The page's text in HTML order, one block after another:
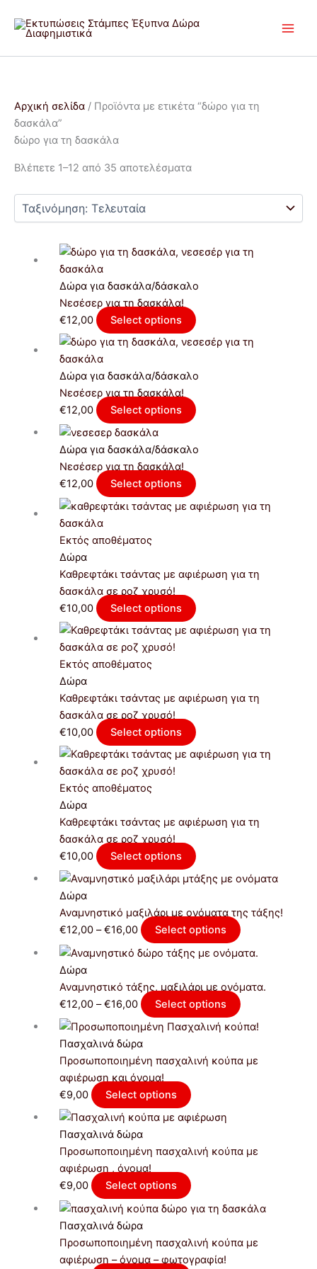
στο
περιεχόμενο
Αρχική σελίδα / Προϊόντα με ετικέτα “δώρο για τη
δασκάλα”
δώρο για τη δασκάλα
Βλέπετε 1–12 από 35 αποτελέσματα
by
Δώρα για δασκάλα/δάσκαλο
Νεσέσερ για τη δασκάλα!
€12,00 Select options
Δώρα για δασκάλα/δάσκαλο
Νεσέσερ για τη δασκάλα!
€12,00 Select options
Δώρα για δασκάλα/δάσκαλο
Νεσέσερ για τη δασκάλα!
€12,00 Select options
Εκτός αποθέματος
Δώρα
Καθρεφτάκι τσάντας με αφιέρωση για τη
δασκάλα σε ροζ χρυσό!
€10,00 Select options
Εκτός αποθέματος
Δώρα
Καθρεφτάκι τσάντας με αφιέρωση για τη
δασκάλα σε ροζ χρυσό!
€10,00 Select options
Εκτός αποθέματος
Δώρα
Καθρεφτάκι τσάντας με αφιέρωση για τη
δασκάλα σε ροζ χρυσό!
€10,00 Select options
Δώρα
Αναμνηστικό μαξιλάρι με ονόματα της τάξης!
€12,00 – €16,00
Price
€12,00
through
€16,00
Select options
Αυτό
προϊόν
έχει
επιλογές
μπορούν
να
στη
Δώρα
Αναμνηστικό τάξης, μαξιλάρι με ονόματα.
€12,00 – €16,00
Price
€12,00
through
€16,00
Select options
Αυτό
προϊόν
έχει
πολλαπλές
επιλογές
σελίδα
Πασχαλινά δώρα
Προσωποποιημένη πασχαλινή κούπα με
αφιέρωση και όνομα!
€9,00 Select options
Πασχαλινά δώρα
Προσωποποιημένη πασχαλινή κούπα με
αφιέρωση , όνομα!
€9,00 Select options
Πασχαλινά δώρα
Προσωποποιημένη πασχαλινή κούπα με
αφιέρωση – όνομα – φωτογραφία!